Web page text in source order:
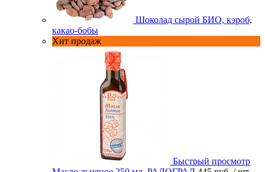
Шоколад сырой БИО, кэроб,
какао-бобы
Хит продаж
Быстрый просмотр